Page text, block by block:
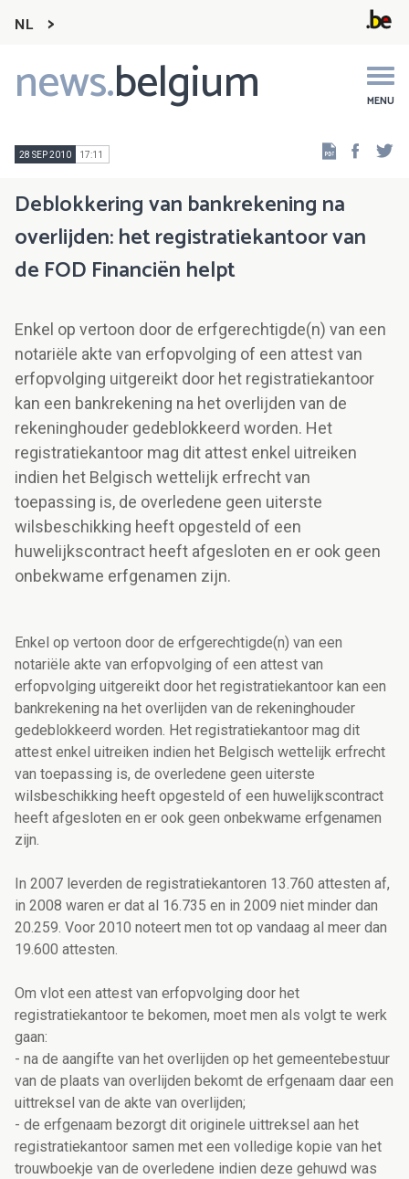
NL
news.belgium MENU
Main
navigation
28 SEP 2010 17:11
Deblokkering van bankrekening na
overlijden: het registratiekantoor van
de FOD Financiën helpt
Enkel op vertoon door de erfgerechtigde(n) van een
notariële akte van erfopvolging of een attest van
erfopvolging uitgereikt door het registratiekantoor
kan een bankrekening na het overlijden van de
rekeninghouder gedeblokkeerd worden. Het
registratiekantoor mag dit attest enkel uitreiken
indien het Belgisch wettelijk erfrecht van
toepassing is, de overledene geen uiterste
wilsbeschikking heeft opgesteld of een
huwelijkscontract heeft afgesloten en er ook geen
onbekwame erfgenamen zijn.
Enkel op vertoon door de erfgerechtigde(n) van een
notariële akte van erfopvolging of een attest van
erfopvolging uitgereikt door het registratiekantoor kan een
bankrekening na het overlijden van de rekeninghouder
gedeblokkeerd worden. Het registratiekantoor mag dit
attest enkel uitreiken indien het Belgisch wettelijk erfrecht
van toepassing is, de overledene geen uiterste
wilsbeschikking heeft opgesteld of een huwelijkscontract
heeft afgesloten en er ook geen onbekwame erfgenamen
zijn.
In 2007 leverden de registratiekantoren 13.760 attesten af,
in 2008 waren er dat al 16.735 en in 2009 niet minder dan
20.259. Voor 2010 noteert men tot op vandaag al meer dan
19.600 attesten.
Om vlot een attest van erfopvolging door het
registratiekantoor te bekomen, moet men als volgt te werk
gaan:
- na de aangifte van het overlijden op het gemeentebestuur
van de plaats van overlijden bekomt de erfgenaam daar een
uittreksel van de akte van overlijden;
- de erfgenaam bezorgt dit originele uittreksel aan het
registratiekantoor samen met een volledige kopie van het
trouwboekje van de overledene indien deze gehuwd was